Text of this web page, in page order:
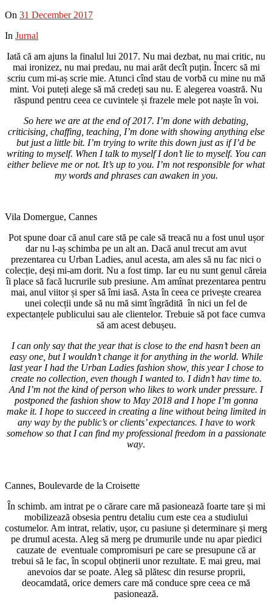
On 31 December 2017
In Jurnal
Iată că am ajuns la finalul lui 2017. Nu mai dezbat, nu mai critic, nu
mai ironizez, nu mai predau, nu mai arăt decît puțin. Încerc să mi
scriu cum mi-aș scrie mie. Atunci cînd stau de vorbă cu mine nu mă
mint. Voi puteți alege să mă credeți sau nu. E alegerea voastră. Nu
răspund pentru ceea ce cuvintele și frazele mele pot naște în voi.
So here we are at the end of 2017. I’m done with debating,
criticising, chaffing, teaching, I’m done with showing anything else
but just a little bit. I’m trying to write this down just as if I’d be
writing to myself. When I talk to myself I don’t lie to myself. You can
either believe me or not. It’s up to you. I’m not responsible for what
my words and phrases can awaken in you.
Vila Domergue, Cannes
Pot spune doar că anul care stă pe cale să treacă nu a fost unul ușor
dar nu l-aș schimba pe un alt an. Dacă anul trecut am avut
prezentarea cu Urban Ladies, anul acesta, am ales să nu fac nici o
colecție, deși mi-am dorit. Nu a fost timp. Iar eu nu sunt genul căreia
îi place să facă lucrurile sub presiune. Am amînat prezentarea pentru
mai, anul viitor și sper să îmi iasă. Asta în ceea ce privește crearea
unei colecții unde să nu mă simt îngrădită în nici un fel de
expectanțele publicului sau ale clientelor. Trebuie să pot face cumva
să am acest debușeu.
I can only say that the year that is close to the end hasn’t been an
easy one, but I wouldn’t change it for anything in the world. While
last year I had the Urban Ladies fashion show, this year I chose to
create no collection, even though I wanted to. I didn’t hav time to.
And I’m not the kind of person who likes to work under pressure. I
postponed the fashion show to May 2018 and I hope I’m gonna
make it. I hope to succeed in creating a line without being limited in
any way by the public’s or clients’ expectances. I have to work
somehow so that I can find my professional freedom in a passionate
way.
Cannes, Boulevarde de la Croisette
În schimb. am intrat pe o cărare care mă pasionează foarte tare și mi
mobilizează obsesia pentru detaliu cum este cea a studiului
costumelor. Am intrat, relativ, ușor, cu pasiune și determinare și merg
pe drumul acesta. Aleg să merg pe drumurile unde nu apar piedici
cauzate de eventuale compromisuri pe care se presupune că ar
trebui să le fac, în scopul obținerii unor rezultate. E mai greu, mai
anevoios dar se poate. Aleg să plătesc din resurse proprii,
deocamdată, orice demers care mă conduce spre ceea ce mă
pasionează.